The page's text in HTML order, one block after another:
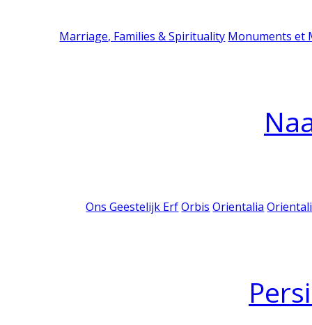
Marriage, Families & Spirituality Monuments et
Ons Geestelijk Erf Orbis Orientalia